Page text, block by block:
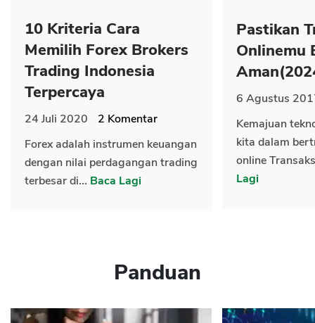
10 Kriteria Cara
Memilih Forex Brokers
Trading Indonesia
Terpercaya
24 Juli 2020 2 Komentar
Forex adalah instrumen keuangan
dengan nilai perdagangan trading
terbesar di... Baca Lagi
Pastikan
Onlinemu
6 Agustus
Kemajuan
kita dalam
online
Lagi
Panduan